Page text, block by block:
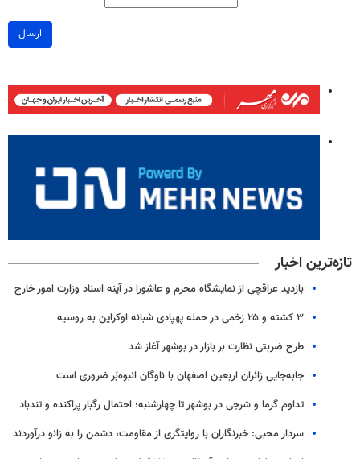
ارسال
تازه‌ترین اخبار
بازدید عراقچی از نمایشگاه محرم و عاشورا در آینه اسناد وزارت امور خارج
۳ کشته و ۲۵ زخمی در حمله پهپادی شبانه اوکراین به روسیه
طرح ضربتی نظارت بر بازار در بوشهر آغاز شد
جابه‌جایی زائران اربعین اصفهان با ناوگان انبوه‌بَر ضروری است
تداوم گرما و شرجی در بوشهر تا چهارشنبه؛ احتمال رگبار پراکنده و تندباد
سردار محبی: خبرنگاران با روایتگری از مقاومت، دشمن را به زانو درآوردند